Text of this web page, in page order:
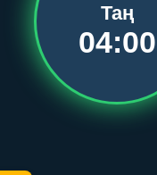
Таң
04:00